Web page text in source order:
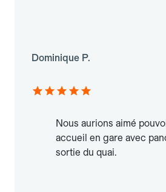
Dominique P.
Nous aurions aimé
accueil en gare avec
sortie du quai.